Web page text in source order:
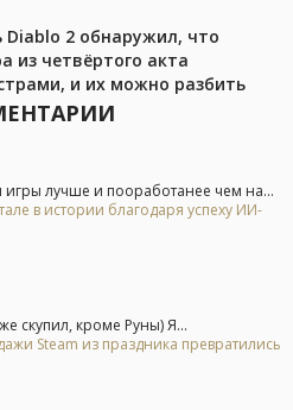
Diablo 2 обнаружил, что
из четвёртого акта
и их можно разбить
игры лучше и пооработанее чем на...
в истории благодаря успеху ИИ-
скупил, кроме Руны) Я...
Steam из праздника превратились